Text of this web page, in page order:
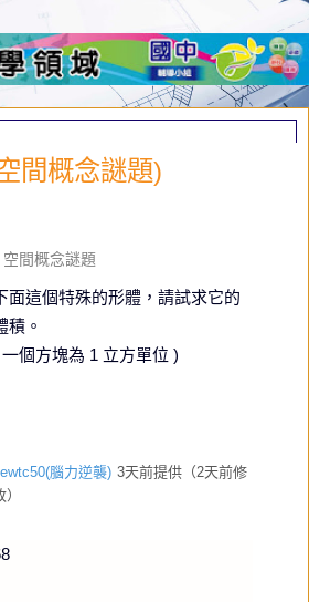
間概念謎題)
空間概念謎題
面這個特殊的形體，請試求它的
積。
一個方塊為 1 立方單位 )
腦力逆襲) 3天前提供（2天前修
）